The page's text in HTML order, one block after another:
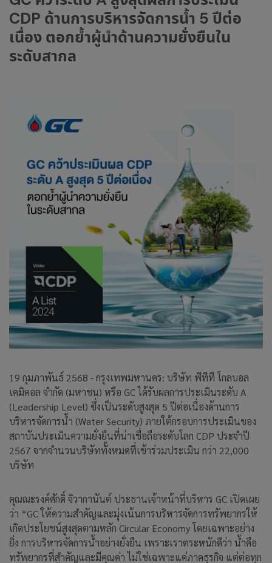
CDP ด้านการบริหารจัดการน้ำ 5 ปีต่อ
เนื่อง ตอกย้ำผู้นำด้านความยั่งยืนใน
ระดับสากล
19 กุมภาพันธ์ 2568 - กรุงเทพมหานคร: บริษัท พีทีที โกลบอล
เคมิคอล จำกัด (มหาชน) หรือ GC ได้รับผลการประเมินระดับ A
(Leadership Level) ซึ่งเป็นระดับสูงสุด 5 ปีต่อเนื่องด้านการ
บริหารจัดการน้ำ (Water Security) ภายใต้กรอบการประเมินของ
สถาบันประเมินความยั่งยืนที่น่าเชื่อถือระดับโลก CDP ประจำปี
2567 จากจำนวนบริษัททั้งหมดที่เข้าร่วมประเมิน กว่า 22,000
บริษัท
คุณณะรงค์ศักดิ์ จิวากานันต์ ประธานเจ้าหน้าที่บริหาร GC เปิดเผย
ว่า “GC ให้ความสำคัญและมุ่งเน้นการบริหารจัดการทรัพยากรให้
เกิดประโยชน์สูงสุดตามหลัก Circular Economy โดยเฉพาะอย่าง
ยิ่ง การบริหารจัดการน้ำอย่างยั่งยืน เพราะเราตระหนักดีว่า น้ำคือ
ทรัพยากรที่สำคัญและมีคุณค่า ไม่ใช่เฉพาะแค่ภาคธุรกิจ แต่ต่อทุก